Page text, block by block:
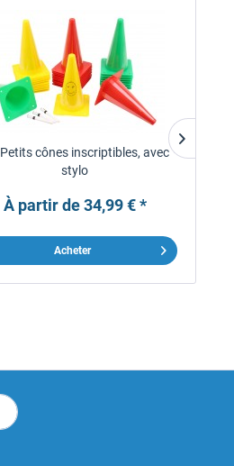
cônes inscriptibles, avec
stylo
À partir de 34,99 € *
Acheter